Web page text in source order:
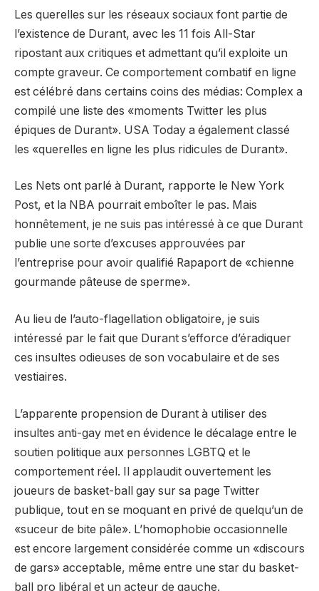
Les querelles sur les réseaux sociaux font partie de
l’existence de Durant, avec les 11 fois All-Star
ripostant aux critiques et admettant qu’il exploite un
compte graveur. Ce comportement combatif en ligne
est célébré dans certains coins des médias: Complex a
compilé une liste des «moments Twitter les plus
épiques de Durant». USA Today a également classé
les «querelles en ligne les plus ridicules de Durant».
Les Nets ont parlé à Durant, rapporte le New York
Post, et la NBA pourrait emboîter le pas. Mais
honnêtement, je ne suis pas intéressé à ce que Durant
publie une sorte d’excuses approuvées par
l’entreprise pour avoir qualifié Rapaport de «chienne
gourmande pâteuse de sperme».
Au lieu de l’auto-flagellation obligatoire, je suis
intéressé par le fait que Durant s’efforce d’éradiquer
ces insultes odieuses de son vocabulaire et de ses
vestiaires.
L’apparente propension de Durant à utiliser des
insultes anti-gay met en évidence le décalage entre le
soutien politique aux personnes LGBTQ et le
comportement réel. Il applaudit ouvertement les
joueurs de basket-ball gay sur sa page Twitter
publique, tout en se moquant en privé de quelqu’un de
«suceur de bite pâle». L’homophobie occasionnelle
est encore largement considérée comme un «discours
de gars» acceptable, même entre une star du basket-
ball pro libéral et un acteur de gauche.